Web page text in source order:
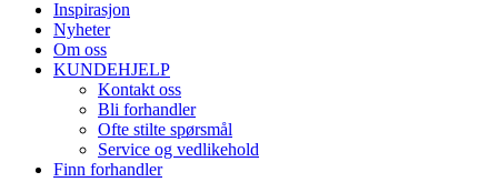
Inspirasjon
Nyheter
Om oss
KUNDEHJELP
Kontakt oss
Bli forhandler
Ofte stilte spørsmål
Service og vedlikehold
Finn forhandler